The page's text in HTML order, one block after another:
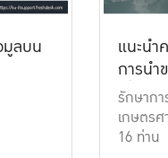
มูลบน
แนะน
การน
เที่ยงธ
รักษาก
เกษตร
16 ท่าน